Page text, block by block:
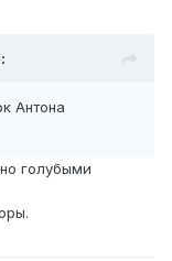
Антона
голубыми